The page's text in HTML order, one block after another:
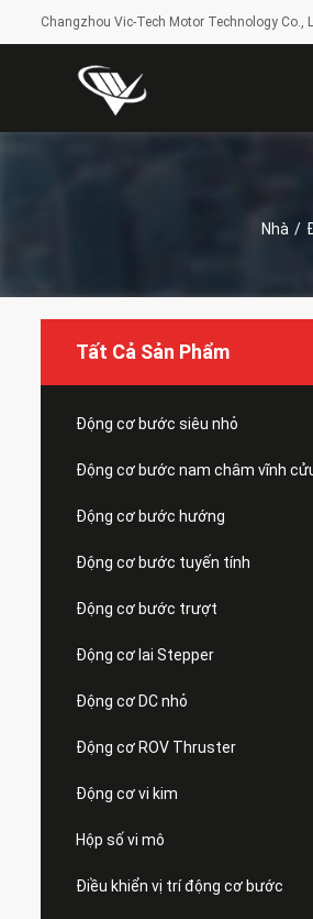
Changzhou Vic-Tech Motor Technology Co.,
Nhà /
Tất Cả Sản Phẩm
Động cơ bước siêu nhỏ
Động cơ bước nam châm vĩnh
Động cơ bước hướng
Động cơ bước tuyến tính
Động cơ bước trượt
Động cơ lai Stepper
Động cơ DC nhỏ
Động cơ ROV Thruster
Động cơ vi kim
Hộp số vi mô
Điều khiển vị trí động cơ bước